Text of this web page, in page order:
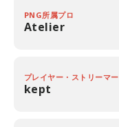
PNG所属プロ
Atelier
プレイヤー・ストリーマー
kept